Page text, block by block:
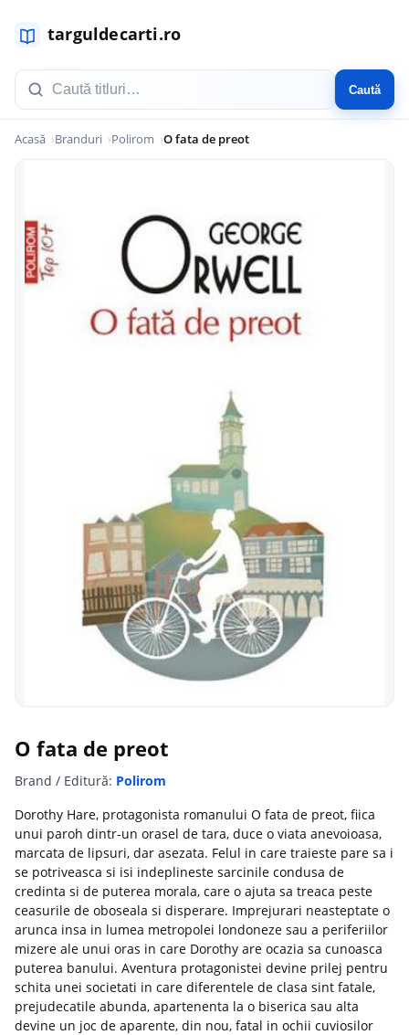
Caută
Acasă Branduri Polirom O fata de preot
O fata de preot
Brand / Editură: Polirom
Dorothy Hare, protagonista romanului O fata de preot, fiica
unui paroh dintr-un orasel de tara, duce o viata anevoioasa,
marcata de lipsuri, dar asezata. Felul in care traieste pare sa i
se potriveasca si isi indeplineste sarcinile condusa de
credinta si de puterea morala, care o ajuta sa treaca peste
ceasurile de oboseala si disperare. Imprejurari neasteptate o
arunca insa in lumea metropolei londoneze sau a periferiilor
mizere ale unui oras in care Dorothy are ocazia sa cunoasca
puterea banului. Aventura protagonistei devine prilej pentru
schita unei societati in care diferentele de clasa sint fatale,
prejudecatile abunda, apartenenta la o biserica sau alta
devine un joc de aparente, din nou, fatal in ochii cuviosilor